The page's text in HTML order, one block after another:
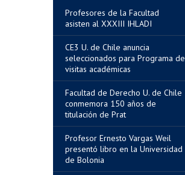
Profesores de la Facultad
asisten al XXXIII IHLADI
CE3 U. de Chile anuncia
seleccionados para Programa de
visitas académicas
Facultad de Derecho U. de Chile
conmemora 150 años de
titulación de Prat
Profesor Ernesto Vargas Weil
presentó libro en la Universidad
de Bolonia